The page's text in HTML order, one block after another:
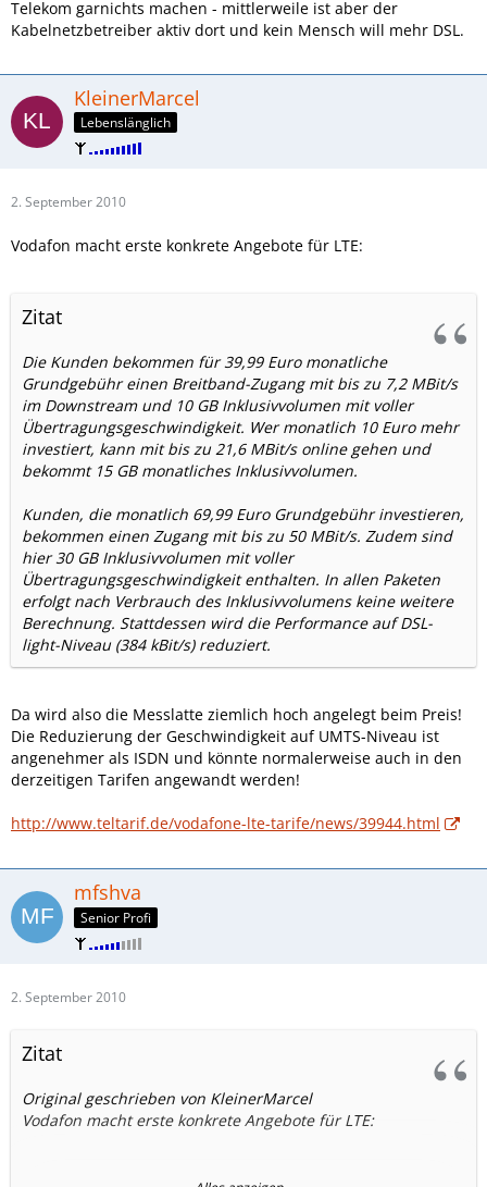
Telekom garnichts machen - mittlerweile ist aber der
Kabelnetzbetreiber aktiv dort und kein Mensch will mehr DSL.
KleinerMarcel
Lebenslänglich
2. September 2010
Vodafon macht erste konkrete Angebote für LTE:
Zitat
Die Kunden bekommen für 39,99 Euro monatliche
Grundgebühr einen Breitband-Zugang mit bis zu 7,2 MBit/s
im Downstream und 10 GB Inklusivvolumen mit voller
Übertragungsgeschwindigkeit. Wer monatlich 10 Euro mehr
investiert, kann mit bis zu 21,6 MBit/s online gehen und
bekommt 15 GB monatliches Inklusivvolumen.
Kunden, die monatlich 69,99 Euro Grundgebühr investieren,
bekommen einen Zugang mit bis zu 50 MBit/s. Zudem sind
hier 30 GB Inklusivvolumen mit voller
Übertragungsgeschwindigkeit enthalten. In allen Paketen
erfolgt nach Verbrauch des Inklusivvolumens keine weitere
Berechnung. Stattdessen wird die Performance auf DSL-
light-Niveau (384 kBit/s) reduziert.
Da wird also die Messlatte ziemlich hoch angelegt beim Preis!
Die Reduzierung der Geschwindigkeit auf UMTS-Niveau ist
angenehmer als ISDN und könnte normalerweise auch in den
derzeitigen Tarifen angewandt werden!
http://www.teltarif.de/vodafone-lte-tarife/news/39944.html
mfshva
Senior Profi
2. September 2010
Zitat
Original geschrieben von KleinerMarcel
Vodafon macht erste konkrete Angebote für LTE: